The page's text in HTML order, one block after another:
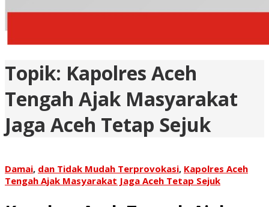
Topik: Kapolres Aceh
Tengah Ajak Masyarakat
Jaga Aceh Tetap Sejuk
Damai, dan Tidak Mudah Terprovokasi, Kapolres Aceh
Tengah Ajak Masyarakat Jaga Aceh Tetap Sejuk